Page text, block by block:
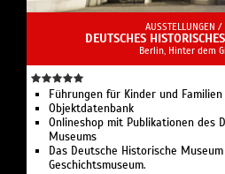
AUSSTELLUNGEN /
DEUTSCHES
Berlin, Hinter dem
Führungen für Kinder und Familien
Objektdatenbank
Onlineshop mit Publikationen des
Museums
Das Deutsche Historische
Geschichtsmuseum.